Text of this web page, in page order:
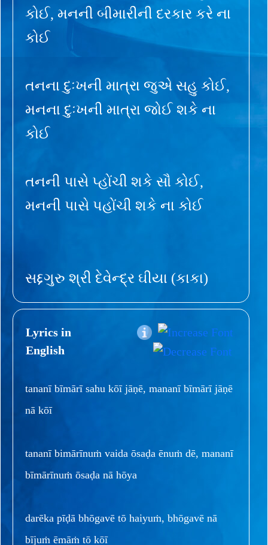
કોઈ, મનની બીમારીની દરકાર કરે ના
કોઈ
તનના દુઃખની માત્રા જુએ સહુ કોઈ,
મનના દુઃખની માત્રા જોઈ શકે ના
કોઈ
તનની પાસે પ્હોંચી શકે સૌ કોઈ,
મનની પાસે પહોંચી શકે ના કોઈ
સદ્દગુરુ શ્રી દેવેન્દ્ર ઘીયા (કાકા)
Lyrics in
English
tananī bīmārī sahu kōī jāṇē, mananī bīmārī jāṇē
nā kōī
tananī bimārīnuṁ vaida ōsaḍa ēnuṁ dē, mananī
bīmārīnuṁ ōsaḍa nā hōya
darēka pīḍā bhōgavē tō haiyuṁ, bhōgavē nā
bījuṁ ēmāṁ tō kōī